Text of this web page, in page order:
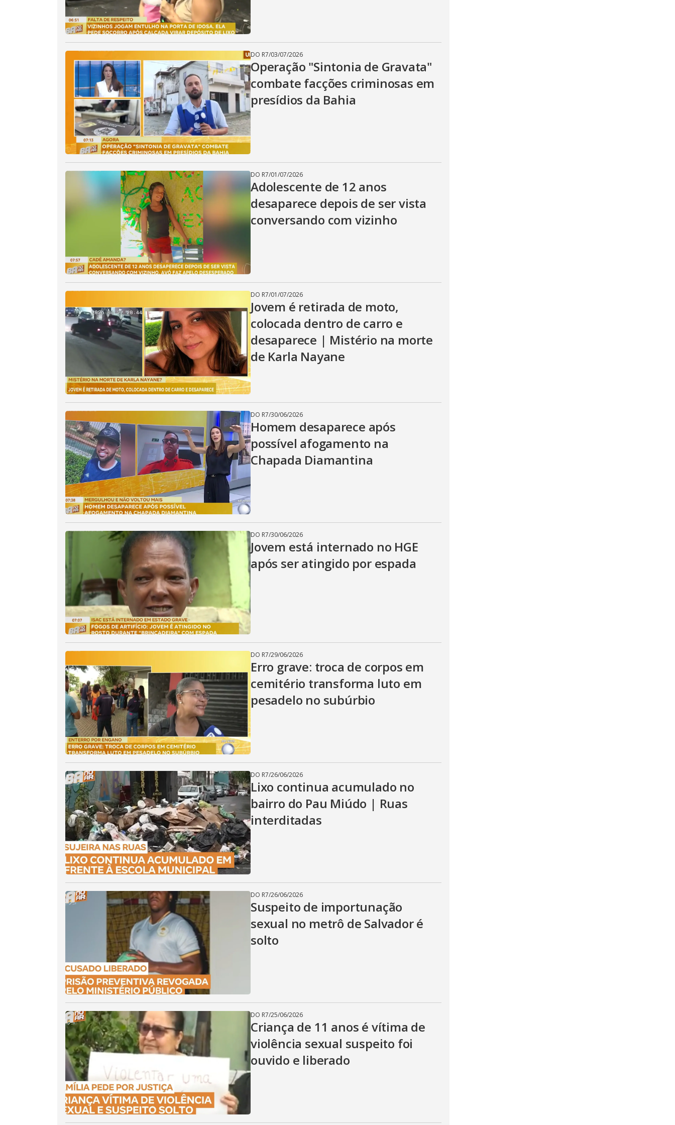
i
d
e
o
DO R7/03/07/2026
Operação "Sintonia de Gravata"
combate facções criminosas em
presídios da Bahia
DO R7/01/07/2026
Adolescente de 12 anos
desaparece depois de ser vista
conversando com vizinho
DO R7/01/07/2026
Jovem é retirada de moto,
colocada dentro de carro e
desaparece | Mistério na morte
de Karla Nayane
DO R7/30/06/2026
Homem desaparece após
possível afogamento na
Chapada Diamantina
DO R7/30/06/2026
Jovem está internado no HGE
após ser atingido por espada
DO R7/29/06/2026
Erro grave: troca de corpos em
cemitério transforma luto em
pesadelo no subúrbio
DO R7/26/06/2026
Lixo continua acumulado no
bairro do Pau Miúdo | Ruas
interditadas
DO R7/26/06/2026
Suspeito de importunação
sexual no metrô de Salvador é
solto
DO R7/25/06/2026
Criança de 11 anos é vítima de
violência sexual suspeito foi
ouvido e liberado